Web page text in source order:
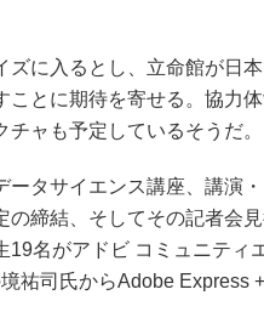
に入るとし、立命館が日
とに期待を寄せる。協力
ャも予定しているそうだ。
タサイエンス講座、講演
締結、そしてその記者会
名がアドビ コミュニティ
祐司氏からAdobe Express